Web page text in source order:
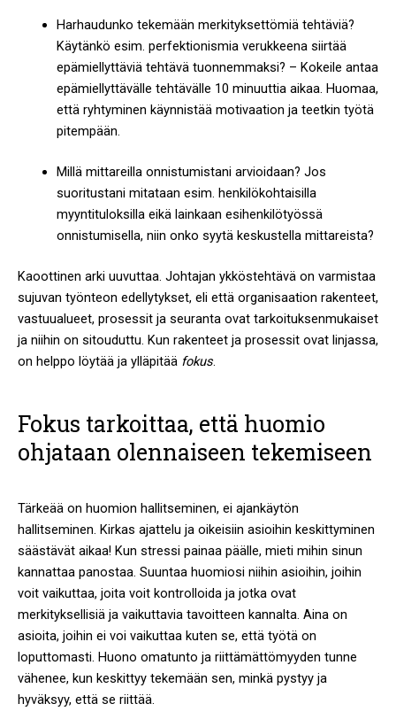
Harhaudunko tekemään merkityksettömiä tehtäviä?
Käytänkö esim. perfektionismia verukkeena siirtää
epämiellyttäviä tehtävä tuonnemmaksi? – Kokeile antaa
epämiellyttävälle tehtävälle 10 minuuttia aikaa. Huomaa,
että ryhtyminen käynnistää motivaation ja teetkin työtä
pitempään.
Millä mittareilla onnistumistani arvioidaan? Jos
suoritustani mitataan esim. henkilökohtaisilla
myyntituloksilla eikä lainkaan esihenkilötyössä
onnistumisella, niin onko syytä keskustella mittareista?
Kaoottinen arki uuvuttaa. Johtajan ykköstehtävä on varmistaa
sujuvan työnteon edellytykset, eli että organisaation rakenteet,
vastuualueet, prosessit ja seuranta ovat tarkoituksenmukaiset
ja niihin on sitouduttu. Kun rakenteet ja prosessit ovat linjassa,
on helppo löytää ja ylläpitää fokus.
Fokus tarkoittaa, että huomio
ohjataan olennaiseen tekemiseen
Tärkeää on huomion hallitseminen, ei ajankäytön
hallitseminen. Kirkas ajattelu ja oikeisiin asioihin keskittyminen
säästävät aikaa! Kun stressi painaa päälle, mieti mihin sinun
kannattaa panostaa. Suuntaa huomiosi niihin asioihin, joihin
voit vaikuttaa, joita voit kontrolloida ja jotka ovat
merkityksellisiä ja vaikuttavia tavoitteen kannalta. Aina on
asioita, joihin ei voi vaikuttaa kuten se, että työtä on
loputtomasti. Huono omatunto ja riittämättömyyden tunne
vähenee, kun keskittyy tekemään sen, minkä pystyy ja
hyväksyy, että se riittää.